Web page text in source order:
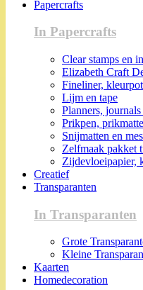
Papercrafts
In Papercrafts
Clear stamps en
Elizabeth Craft
Fineliner,
Lijm en tape
Planners,
Prikpen,
Snijmatten en
Zelfmaak pakket
Zijdevloeipapier,
Creatief
Transparanten
In Transparanten
Grote
Kleine
Kaarten
Homedecoration